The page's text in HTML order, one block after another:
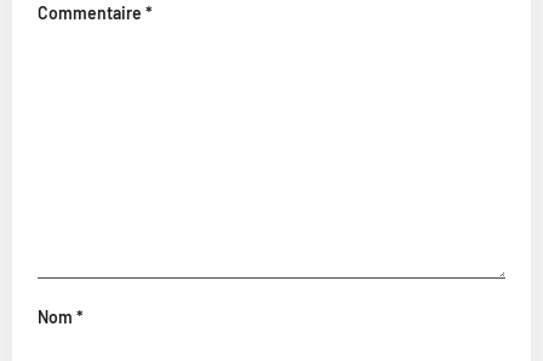
Commentaire *
Nom *